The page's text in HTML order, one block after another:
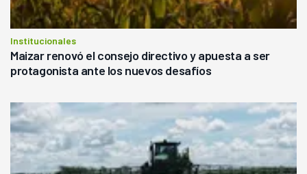
Institucionales
Maizar renovó el consejo directivo y apuesta a ser
protagonista ante los nuevos desafíos